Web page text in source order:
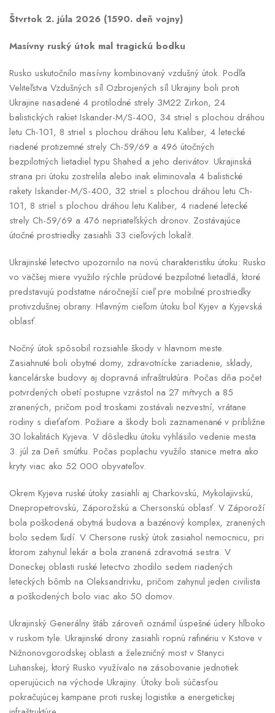
Štvrtok 2. júla 2026 (1590. deň vojny)
Masívny ruský útok mal tragickú bodku
Rusko uskutočnilo masívny kombinovaný vzdušný útok. Podľa
Veliteľstva Vzdušných síl Ozbrojených síl Ukrajiny boli proti
Ukrajine nasadené 4 protilodné strely 3M22 Zirkon, 24
balistických rakiet Iskander-M/S-400, 34 striel s plochou dráhou
letu Ch-101, 8 striel s plochou dráhou letu Kaliber, 4 letecké
riadené protizemné strely Ch-59/69 a 496 útočných
bezpilotných lietadiel typu Shahed a jeho derivátov. Ukrajinská
strana pri útoku zostrelila alebo inak eliminovala 4 balistické
rakety Iskander-M/S-400, 32 striel s plochou dráhou letu Ch-
101, 8 striel s plochou dráhou letu Kaliber, 4 riadené letecké
strely Ch-59/69 a 476 nepriateľských dronov. Zostávajúce
útočné prostriedky zasiahli 33 cieľových lokalít.
Ukrajinské letectvo upozornilo na novú charakteristiku útoku: Rusko
vo väčšej miere využilo rýchle prúdové bezpilotné lietadlá, ktoré
predstavujú podstatne náročnejší cieľ pre mobilné prostriedky
protivzdušnej obrany. Hlavným cieľom útoku bol Kyjev a Kyjevská
oblasť.
Nočný útok spôsobil rozsiahle škody v hlavnom meste.
Zasiahnuté boli obytné domy, zdravotnícke zariadenie, sklady,
kancelárske budovy aj dopravná infraštruktúra. Počas dňa počet
potvrdených obetí postupne vzrástol na 27 mŕtvych a 85
zranených, pričom pod troskami zostávali nezvestní, vrátane
rodiny s dieťaťom. Požiare a škody boli zaznamenané v približne
30 lokalitách Kyjeva. V dôsledku útoku vyhlásilo vedenie mesta
3. júl za Deň smútku. Počas poplachu využilo stanice metra ako
kryty viac ako 52 000 obyvateľov.
Okrem Kyjeva ruské útoky zasiahli aj Charkovskú, Mykolajivskú,
Dnepropetrovskú, Záporožskú a Chersonskú oblasť. V Záporoží
bola poškodená obytná budova a bazénový komplex, zranených
bolo sedem ľudí. V Chersone ruský útok zasiahol nemocnicu, pri
ktorom zahynul lekár a bola zranená zdravotná sestra. V
Doneckej oblasti ruské letectvo zhodilo sedem riadených
leteckých bômb na Oleksandrivku, pričom zahynul jeden civilista
a poškodených bolo viac ako 50 domov.
Ukrajinský Generálny štáb zároveň oznámil úspešné údery hlboko
v ruskom tyle. Ukrajinské drony zasiahli ropnú rafinériu v Kstove v
Nižnonovgorodskej oblasti a železničný most v Stanyci
Luhanskej, ktorý Rusko využívalo na zásobovanie jednotiek
operujúcich na východe Ukrajiny. Útoky boli súčasťou
pokračujúcej kampane proti ruskej logistike a energetickej